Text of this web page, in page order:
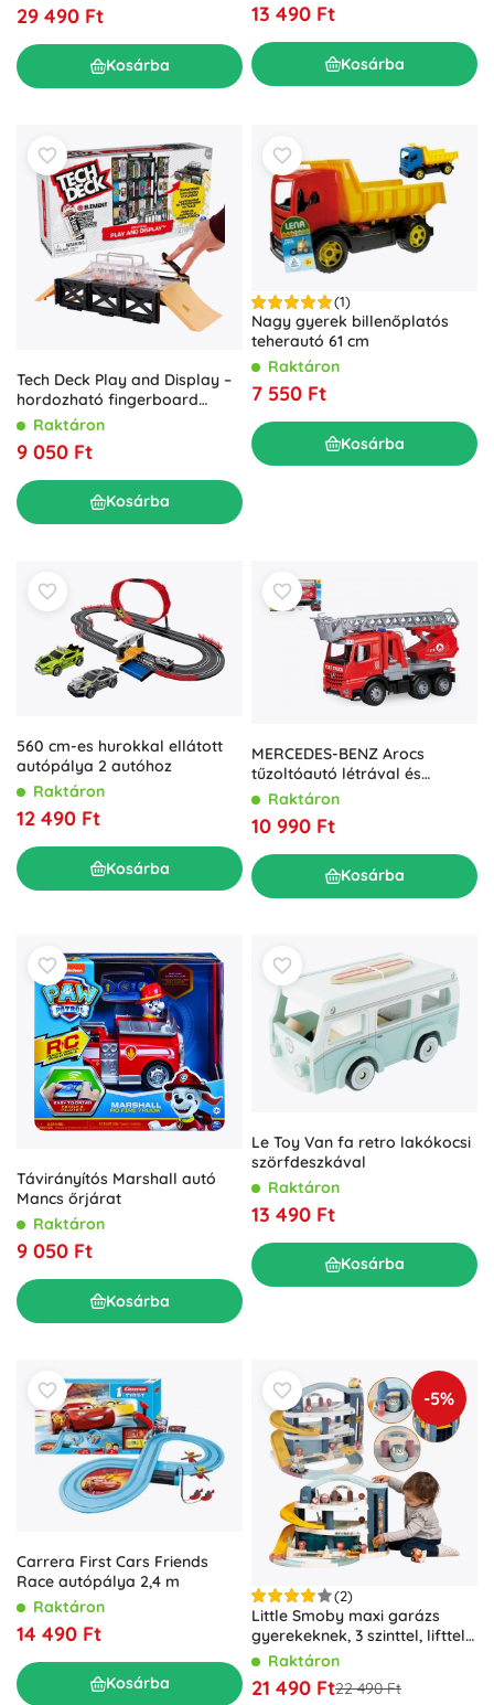
29 490 Ft
Kosárba
13 490 Ft
Kosárba
Tech Deck Play and Display –
hordozható fingerboard
gördeszkapark ELEMENT
Raktáron
9 050 Ft
Kosárba
(1)
Nagy gyerek billenőplatós
teherautó 61 cm
Raktáron
7 550 Ft
Kosárba
560 cm-es hurokkal ellátott
autópálya 2 autóhoz
Raktáron
12 490 Ft
Kosárba
MERCEDES-BENZ Arocs
tűzoltóautó létrával és
vízágyúval
Raktáron
10 990 Ft
Kosárba
Távirányítós Marshall autó
Mancs őrjárat
Raktáron
9 050 Ft
Kosárba
Le Toy Van fa retro lakókocsi
szörfdeszkával
Raktáron
13 490 Ft
Kosárba
Carrera First Cars Friends
Race autópálya 2,4 m
Raktáron
14 490 Ft
Kosárba
-5%
(2)
Little Smoby maxi garázs
gyerekeknek, 3 szinttel, lifttel
és autómosóval
Raktáron
21 490 Ft22 490 Ft